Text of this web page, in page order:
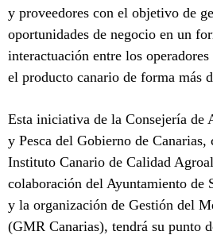
y proveedores con el objetivo de
oportunidades de negocio en un
interactuación entre los
el producto canario de forma más
Esta iniciativa de la Consejería de
y Pesca del Gobierno de
Instituto Canario de Calidad
colaboración del Ayuntamiento de
y la organización de Gestión del
(GMR Canarias), tendrá su punto